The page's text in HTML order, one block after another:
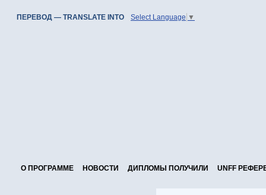
ПЕРЕВОД — TRANSLATE INTO Select Language ▼
О ПРОГРАММЕ НОВОСТИ ДИПЛОМЫ ПОЛУЧИЛИ UNFF